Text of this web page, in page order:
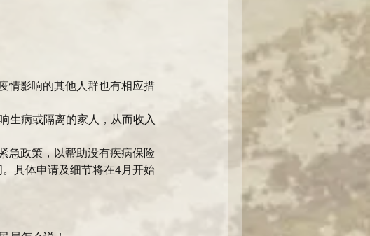
情影响的其他人群也有相应措
生病或隔离的家人，从而收入
急政策，以帮助没有疾病保险
具体申请及细节将在4月开始